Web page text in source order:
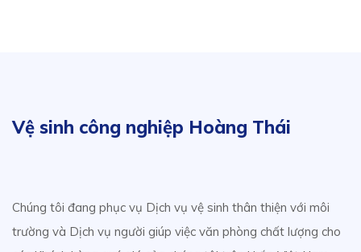
Vệ sinh công nghiệp Hoàng Thái
Chúng tôi đang phục vụ Dịch vụ vệ sinh thân thiện với môi
trường và Dịch vụ người giúp việc văn phòng chất lượng cho